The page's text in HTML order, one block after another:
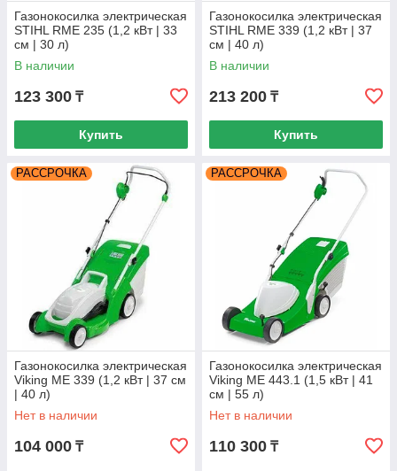
Газонокосилка электрическая
STIHL RME 235 (1,2 кВт | 33
см | 30 л)
В наличии
123 300 ₸
Купить
Газонокосилка электрическая
STIHL RME 339 (1,2 кВт | 37
см | 40 л)
В наличии
213 200 ₸
Купить
РАССРОЧКА
Газонокосилка электрическая
Viking ME 339 (1,2 кВт | 37 см
| 40 л)
Нет в наличии
104 000 ₸
РАССРОЧКА
Газонокосилка электрическая
Viking ME 443.1 (1,5 кВт | 41
см | 55 л)
Нет в наличии
110 300 ₸